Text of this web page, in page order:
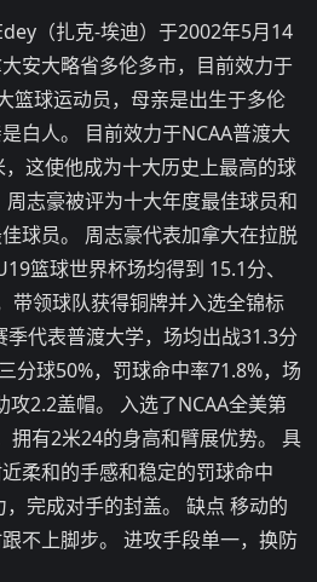
（扎克-埃迪）于2002年5月14
安大略省多伦多市，目前效力于
篮球运动员，母亲是出生于多伦
白人。 目前效力于NCAA普渡大
这使他成为十大历史上最高的球
志豪被评为十大年度最佳球员和
球员。 周志豪代表加拿大在拉脱
篮球世界杯场均得到 15.1分、
带领球队获得铜牌并入选全锦标
代表普渡大学，场均出战31.3分
分球50%，罚球命中率71.8%，场
2.2盖帽。 入选了NCAA全美第
拥有2米24的身高和臂展优势。 具
柔和的手感和稳定的罚球命中
完成对手的封盖。 缺点 移动的
不上脚步。 进攻手段单一，换防